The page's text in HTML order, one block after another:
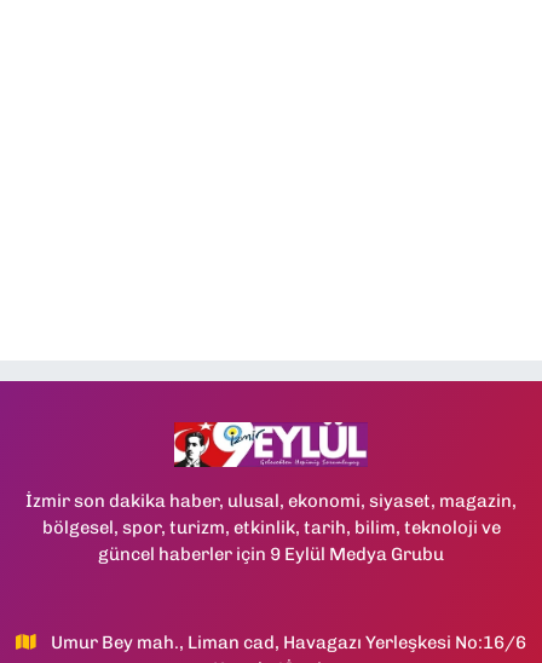
İzmir son dakika haber, ulusal, ekonomi, siyaset, magazin,
bölgesel, spor, turizm, etkinlik, tarih, bilim, teknoloji ve
güncel haberler için 9 Eylül Medya Grubu
Umur Bey mah., Liman cad, Havagazı Yerleşkesi No:16/6